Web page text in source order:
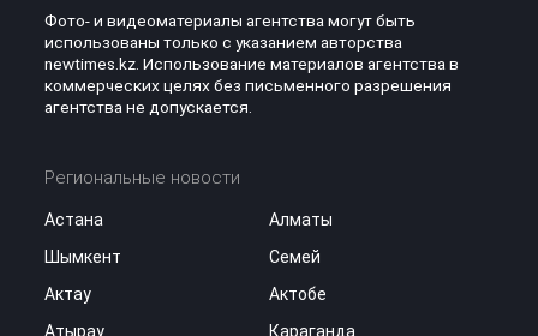
Фото- и видеоматериалы агентства могут быть
использованы только с указанием авторства
newtimes.kz. Использование материалов агентства в
коммерческих целях без письменного разрешения
агентства не допускается.
Региональные новости
Астана
Алматы
Шымкент
Семей
Актау
Актобе
Атырау
Караганда